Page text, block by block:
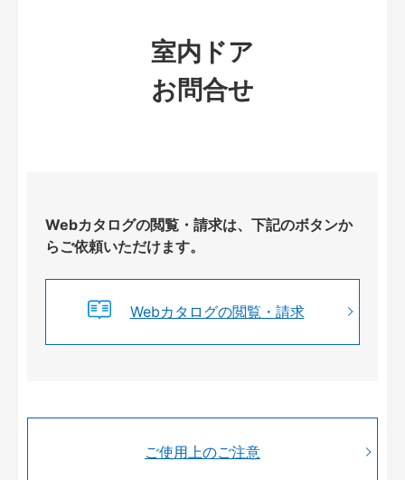
室内ドア
お問合せ
Webカタログの閲覧・請求は、下記のボタンか
らご依頼いただけます。
Webカタログの閲覧・請求
ご使用上のご注意